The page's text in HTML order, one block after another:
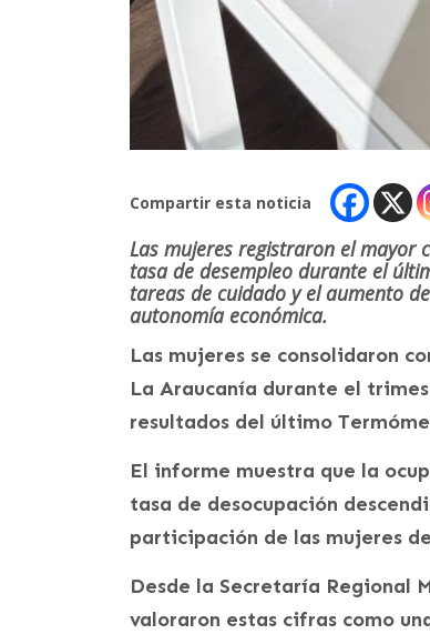
Compartir esta noticia
Las mujeres registraron el mayor
tasa de desempleo durante el
tareas de cuidado y el aumento
autonomía económica.
Las mujeres se consolidaron
La Araucanía durante el
resultados del último
El informe muestra que la
tasa de desocupación
participación de las mujeres
Desde la Secretaría Regional
valoraron estas cifras como